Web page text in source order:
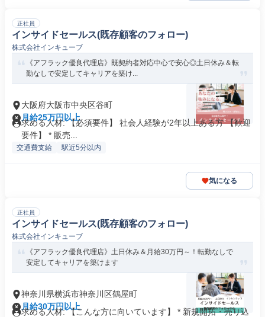
正社員
インサイドセールス(既存顧客のフォロー)
株式会社インキューブ
《アフラック優良代理店》既契約者対応中心で安心◎土日休み＆転
勤なしで安定してキャリアを築け...
大阪府大阪市中央区谷町
月給25万円以上
求める人材: 【必須要件】 社会人経験が2年以上ある方 【歓迎
要件】 * 販売...
交通費支給 駅近5分以内
気になる
正社員
インサイドセールス(既存顧客のフォロー)
株式会社インキューブ
《アフラック優良代理店》土日休み＆月給30万円～！転勤なしで
安定してキャリアを築けます
神奈川県横浜市神奈川区鶴屋町
月給30万円以上
求める人材: 【こんな方に向いています】 * 新規開拓・売り込